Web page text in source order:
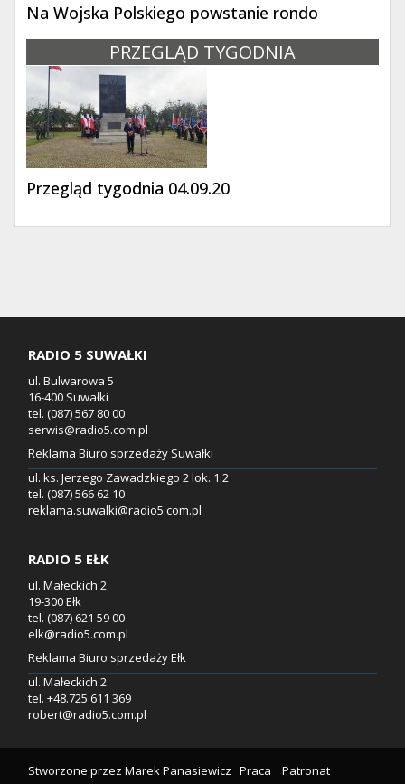
Na Wojska Polskiego powstanie rondo
PRZEGLĄD TYGODNIA
Przegląd tygodnia 04.09.20
RADIO 5 SUWAŁKI
ul. Bulwarowa 5
16-400 Suwałki
tel. (087) 567 80 00
serwis@radio5.com.pl
Reklama Biuro sprzedaży Suwałki
ul. ks. Jerzego Zawadzkiego 2 lok. 1.2
tel. (087) 566 62 10
reklama.suwalki@radio5.com.pl
RADIO 5 EŁK
ul. Małeckich 2
19-300 Ełk
tel. (087) 621 59 00
elk@radio5.com.pl
Reklama Biuro sprzedaży Ełk
ul. Małeckich 2
tel. +48.725 611 369
robert@radio5.com.pl
Stworzone przez Marek Panasiewicz Praca Patronat